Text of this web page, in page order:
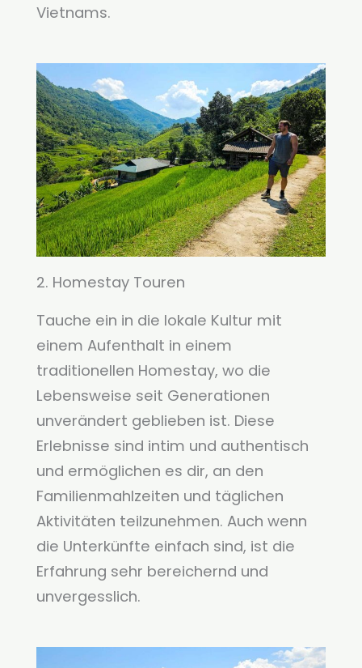
Vietnams.
2. Homestay Touren
Tauche ein in die lokale Kultur mit
einem Aufenthalt in einem
traditionellen Homestay, wo die
Lebensweise seit Generationen
unverändert geblieben ist. Diese
Erlebnisse sind intim und authentisch
und ermöglichen es dir, an den
Familienmahlzeiten und täglichen
Aktivitäten teilzunehmen. Auch wenn
die Unterkünfte einfach sind, ist die
Erfahrung sehr bereichernd und
unvergesslich.